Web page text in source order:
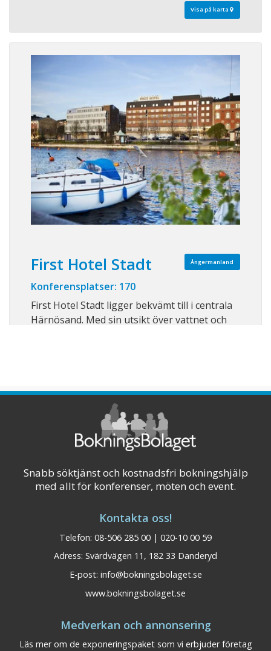
Visa på karta
Ångermanland
First Hotel Stadt
Konferensplatser: 170
First Hotel Stadt ligger bekvämt till i centrala
Härnösand. Med sin utsikt över vattnet och
Västanåfallet, ett av Sveriges högsta v ...
Snabb söktjänst och kostnadsfri bokningshjälp
med allt för konferenser, möten och event.
Kontakta oss!
Telefon: 08-506 285 00 | 020-10 00 59
Adress: Svärdvägen 11, 182 33 Danderyd
E-post: info@bokningsbolaget.se
www.bokningsbolaget.se
Medverkan och annonsering
Läs mer om de exponeringspaket som vi erbjuder företag